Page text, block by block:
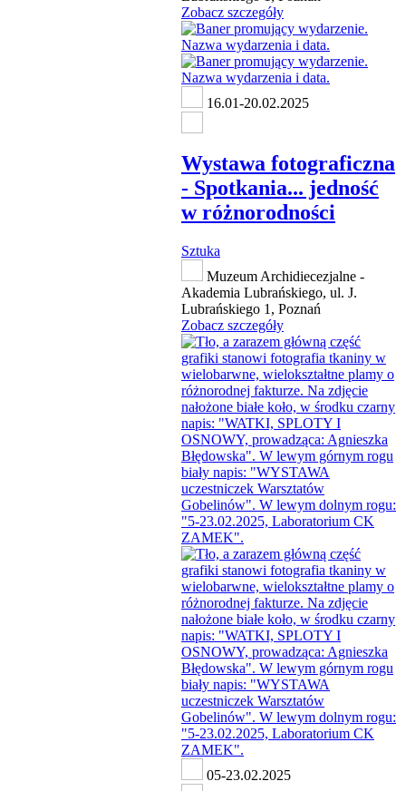
Zobacz szczegóły
16.01-20.02.2025
Wystawa fotograficzna
- Spotkania... jedność
w różnorodności
Sztuka
Muzeum Archidiecezjalne -
Akademia Lubrańskiego, ul. J.
Lubrańskiego 1, Poznań
Zobacz szczegóły
05-23.02.2025